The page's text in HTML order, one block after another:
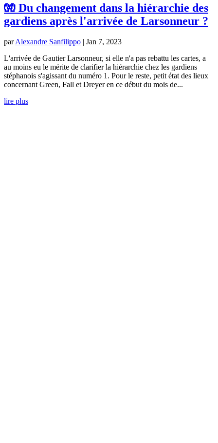
🧤 Du changement dans la hiérarchie des
gardiens après l'arrivée de Larsonneur ?
parAlexandre Sanfilippo | Jan 7, 2023
L'arrivée de Gautier Larsonneur, si elle n'a pas rebattu les cartes, a
au moins eu le mérite de clarifier la hiérarchie chez les gardiens
stéphanois s'agissant du numéro 1. Pour le reste, petit état des lieux
concernant Green, Fall et Dreyer en ce début du mois de...
lire plus